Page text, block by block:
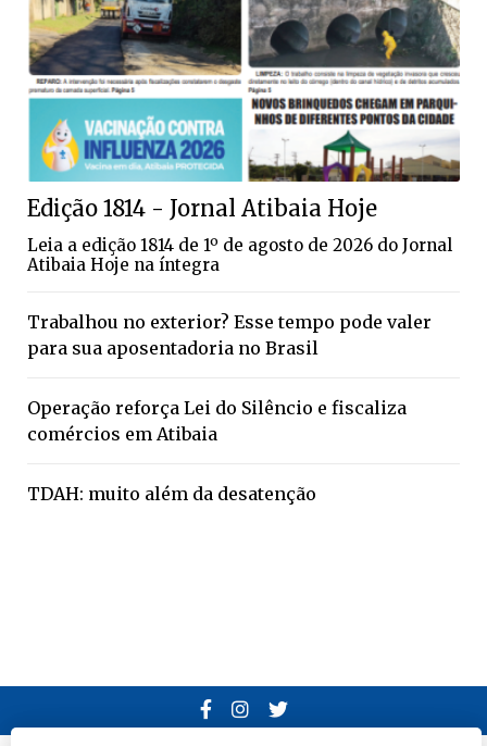
Edição 1814 - Jornal Atibaia Hoje
Leia a edição 1814 de 1º de agosto de 2026 do Jornal
Atibaia Hoje na íntegra
Trabalhou no exterior? Esse tempo pode valer
para sua aposentadoria no Brasil
Operação reforça Lei do Silêncio e fiscaliza
comércios em Atibaia
TDAH: muito além da desatenção